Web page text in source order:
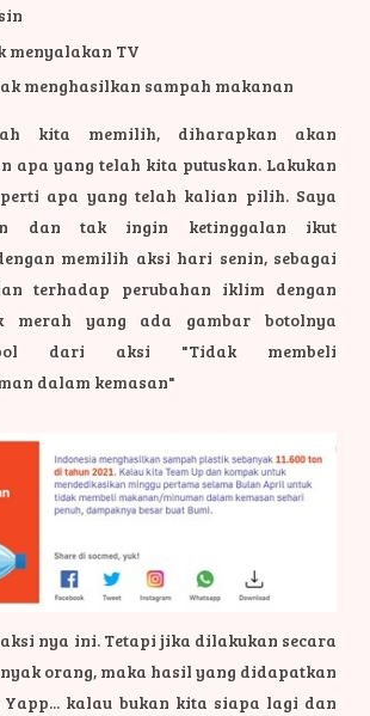
menyalakan TV
menghasilkan sampah makanan
kita memilih, diharapkan akan
apa yang telah kita putuskan. Lakukan
apa yang telah kalian pilih. Saya
dan tak ingin ketinggalan ikut
memilih aksi hari senin, sebagai
terhadap perubahan iklim dengan
merah yang ada gambar botolnya
dari aksi "Tidak membeli
dalam kemasan"
nya ini. Tetapi jika dilakukan secara
orang, maka hasil yang didapatkan
kalau bukan kita siapa lagi dan